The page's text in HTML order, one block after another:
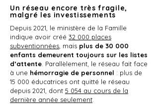
Un réseau encore très fragile,
malgré les investissements
Depuis 2021, le ministère de la Famille
indique avoir créé 32 000 places
subventionnées , mais plus de 30 000
enfants demeurent toujours sur les listes
d’attente . Parallèlement, le réseau fait face
à une hémorragie de personnel : plus de
15 000 éducatrices ont quitté le réseau
depuis 2021, dont 5 054 au cours de la
dernière année seulement